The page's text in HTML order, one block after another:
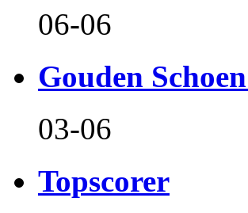
06-06
Gouden
03-06
Topscorer